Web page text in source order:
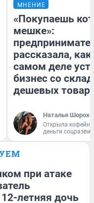
МНЕНИЕ
«Покупаешь
мешке»:
рассказала, как
самом деле
бизнес со
дешевых
Наталья
Открыла
деньги
при атаке
летняя дочь